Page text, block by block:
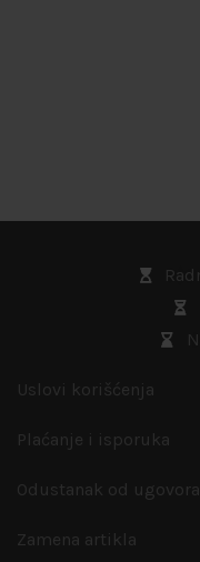
Uslovi korišćenja
Plaćanje i isporuka
Odustanak od ugovora
Zamena artikla